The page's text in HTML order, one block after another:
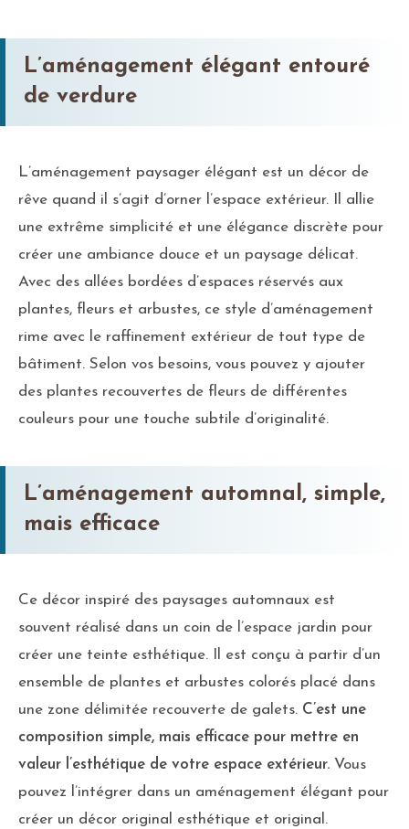
L’aménagement élégant entouré
de verdure
L’aménagement paysager élégant est un décor de
rêve quand il s’agit d’orner l’espace extérieur. Il allie
une extrême simplicité et une élégance discrète pour
créer une ambiance douce et un paysage délicat.
Avec des allées bordées d’espaces réservés aux
plantes, fleurs et arbustes, ce style d’aménagement
rime avec le raffinement extérieur de tout type de
bâtiment. Selon vos besoins, vous pouvez y ajouter
des plantes recouvertes de fleurs de différentes
couleurs pour une touche subtile d’originalité.
L’aménagement automnal, simple,
mais efficace
Ce décor inspiré des paysages automnaux est
souvent réalisé dans un coin de l’espace jardin pour
créer une teinte esthétique. Il est conçu à partir d’un
ensemble de plantes et arbustes colorés placé dans
une zone délimitée recouverte de galets. C’est une
composition simple, mais efficace pour mettre en
valeur l’esthétique de votre espace extérieur. Vous
pouvez l’intégrer dans un aménagement élégant pour
créer un décor original esthétique et original.